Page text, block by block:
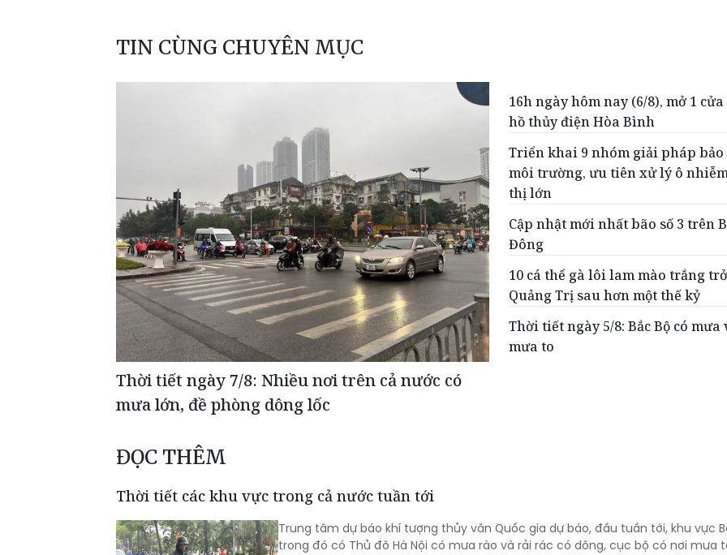
TIN CÙNG CHUYÊN MỤC
Thời tiết ngày 7/8: Nhiều nơi trên cả nước có
mưa lớn, đề phòng dông lốc
16h ngày hôm nay (6/8), mở 1
hồ thủy điện Hòa Bình
Triển khai 9 nhóm giải pháp bảo
môi trường, ưu tiên xử lý ô
thị lớn
Cập nhật mới nhất bão số 3 trên
Đông
10 cá thể gà lôi lam mào trắng
Quảng Trị sau hơn một thế kỷ
Thời tiết ngày 5/8: Bắc Bộ có mưa
mưa to
ĐỌC THÊM
Thời tiết các khu vực trong cả nước tuần tới
Trung tâm dự báo khí tượng thủy văn Quốc gia dự báo, đầu tuần tới, khu vực
trong đó có Thủ đô Hà Nội có mưa rào và rải rác có dông, cục bộ có nơi mưa